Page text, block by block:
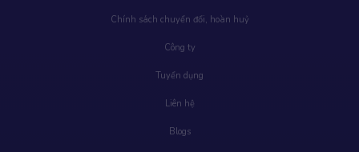
Chính sách chuyển đổi, hoàn huỷ
Công ty
Tuyển dụng
Liên hệ
Blogs